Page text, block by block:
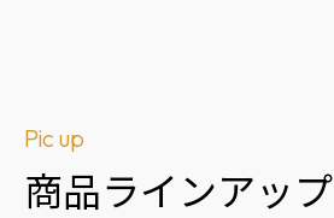
Pic up
商品ラインアップ